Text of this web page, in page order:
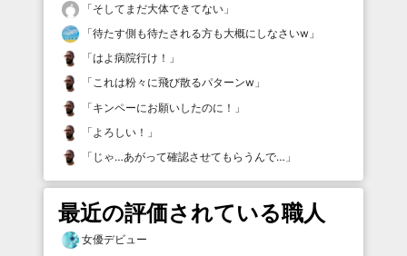
「そしてまだ大体できてない 」
「待たす側も待たされる方も大概にしなさいw 」
「はよ病院行け！ 」
「これは粉々に飛び散るパターンw 」
「キンペーにお願いしたのに！ 」
「 よろしい！ 」
「 じゃ…あがって確認させてもらうんで… 」
最近の評価されている職人
女優デビュー